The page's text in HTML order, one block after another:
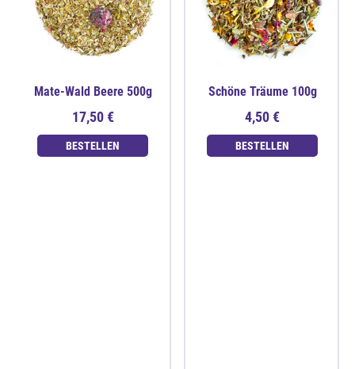
Mate-Wald Beere 500g
17,50 €
BESTELLEN
Schöne Träume 100g
4,50 €
BESTELLEN